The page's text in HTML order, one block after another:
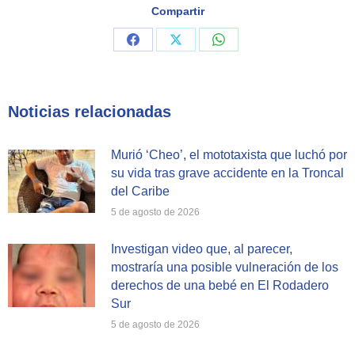
Compartir
Share
Share
Share
Noticias relacionadas
Murió ‘Cheo’, el mototaxista que luchó por
su vida tras grave accidente en la Troncal
del Caribe
5 de agosto de 2026
Investigan video que, al parecer,
mostraría una posible vulneración de los
derechos de una bebé en El Rodadero
Sur
5 de agosto de 2026